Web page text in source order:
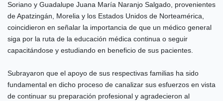
Soriano y Guadalupe Juana María Naranjo Salgado, provenientes
de Apatzingán, Morelia y los Estados Unidos de Norteamérica,
coincidieron en señalar la importancia de que un médico general
siga por la ruta de la educación médica continua o seguir
capacitándose y estudiando en beneficio de sus pacientes.
Subrayaron que el apoyo de sus respectivas familias ha sido
fundamental en dicho proceso de canalizar sus esfuerzos en vista
de continuar su preparación profesional y agradecieron al